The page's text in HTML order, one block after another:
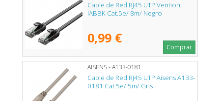
Cable de Red RJ45 UTP Vention
IABBK Cat.5e/ 8m/ Negro
0,99 €
Comprar
AISENS - A133-0181
Cable de Red RJ45 UTP Aisens A133-
0181 Cat.5e/ 5m/ Gris